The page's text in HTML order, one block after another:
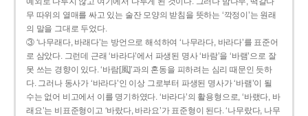
무 따위의 열매를 싸고 있는 술잔 모양의 받침을 뜻하는 ‘깍정이’는 원래
의 말을 그대로 두었다.
③ ‘나무래다, 바래다’는 방언으로 해석하여 ‘나무라다, 바라다’를 표준어
로 삼았다. 그런데 근래 ‘바라다’에서 파생된 명사 ‘바람’을 ‘바램’으로 잘
못 쓰는 경향이 있다. ‘바람[風]’과의 혼동을 피하려는 심리 때문인 듯하
다. 그러나 동사가 ‘바라다’인 이상 그로부터 파생된 명사가 ‘바램’이 될
수는 없어 비고에서 이를 명기하였다. ‘바라다’의 활용형으로, ‘바랬다, 바
래요’는 비표준형이고 ‘바랐다, 바라요’가 표준형이 된다. ‘나무랐다, 나무